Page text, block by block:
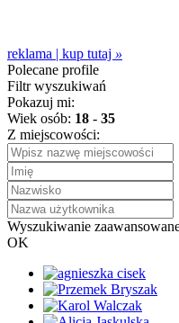
reklama | kup tutaj »
Polecane profile
Filtr wyszukiwań
Pokazuj mi:
Wiek osób: 18 - 35
Z miejscowości:
Wyszukiwanie
OK